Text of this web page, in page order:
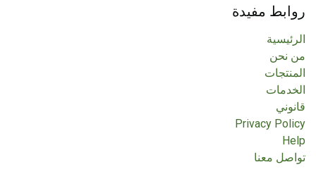
روابط مفيدة
الرئيسية
من نحن
المنتجات
الخدمات
قانوني
Privacy Policy
Help
تواصل معنا